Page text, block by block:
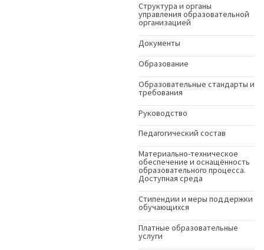
Структура и органы
управления образовательной
организацией
Документы
Образование
Образовательные стандарты и
требования
Руководство
Педагогический состав
Материально-техническое
обеспечение и оснащённость
образовательного процесса.
Доступная среда
Стипендии и меры поддержки
обучающихся
Платные образовательные
услуги